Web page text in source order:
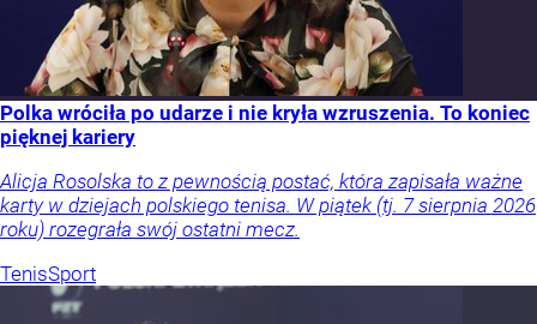
Polka wróciła po udarze i nie kryła wzruszenia. To koniec
pięknej kariery
Alicja Rosolska to z pewnością postać, która zapisała ważne
karty w dziejach polskiego tenisa. W piątek (tj. 7 sierpnia 2026
roku) rozegrała swój ostatni mecz.
TenisSport